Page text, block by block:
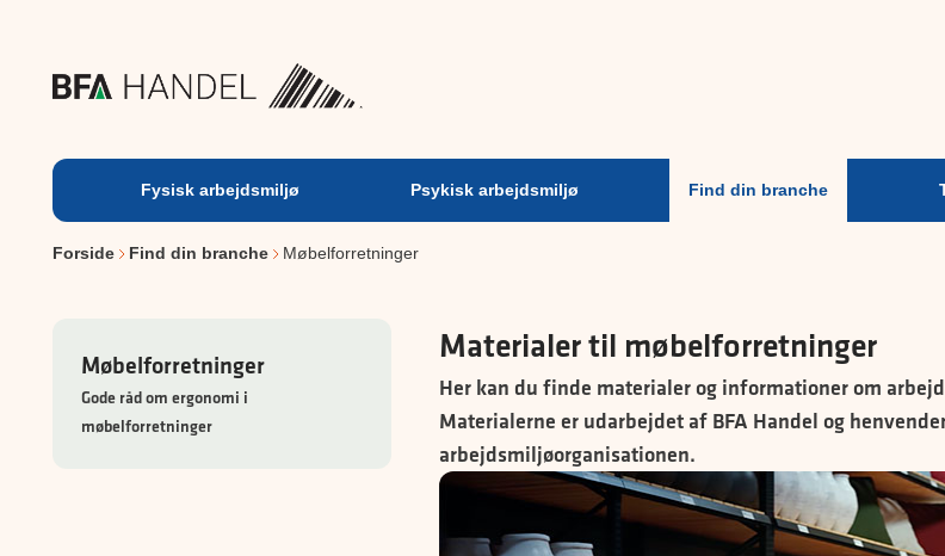
Fysisk arbejdsmiljø Psykisk arbejdsmiljø Find din branche
Forside Find din branche Møbelforretninger
Møbelforretninger
Gode råd om ergonomi i
møbelforretninger
Materialer til møbelforretninger
Her kan du finde materialer og informationer om
Materialerne er udarbejdet af BFA Handel og
arbejdsmiljøorganisationen.